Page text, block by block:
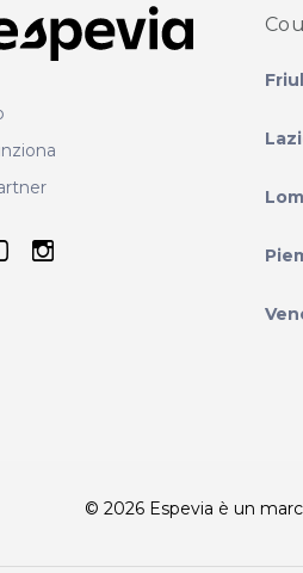
su facebook
seguici su youtube
seguici su
© 2026 Espevia è un